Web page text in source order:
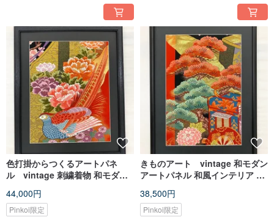
色打掛からつくるアートパネ
ル vintage 刺繍着物 和モダン
婚祝 新築祝 長寿祝 縁起物 額装
インテリア 額装106
44,000円
Pinkoi限定
きものアート vintage 和モダン
アートパネル 和風インテリア 梅
縁起物 105 made in japan
38,500円
Pinkoi限定